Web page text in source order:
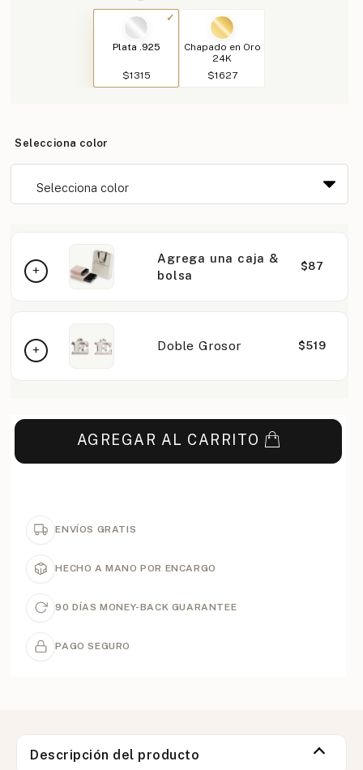
Plata .925
$1315
Chapado en Oro
24K
$1627
Selecciona color
Agrega una caja &
bolsa
$87
Doble Grosor $519
AGREGAR AL CARRITO
ENVÍOS GRATIS
HECHO A MANO POR ENCARGO
90 DÍAS MONEY-BACK GUARANTEE
PAGO SEGURO
Descripción del producto